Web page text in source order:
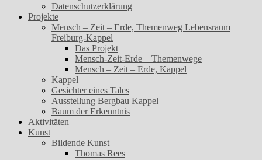
Datenschutzerklärung
Projekte
Mensch – Zeit – Erde, Themenweg Lebensraum
Freiburg-Kappel
Das Projekt
Mensch-Zeit-Erde – Themenwege
Mensch – Zeit – Erde, Kappel
Kappel
Gesichter eines Tales
Ausstellung Bergbau Kappel
Baum der Erkenntnis
Aktivitäten
Kunst
Bildende Kunst
Thomas Rees